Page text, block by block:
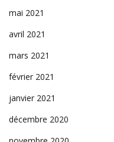
mai 2021
avril 2021
mars 2021
février 2021
janvier 2021
décembre 2020